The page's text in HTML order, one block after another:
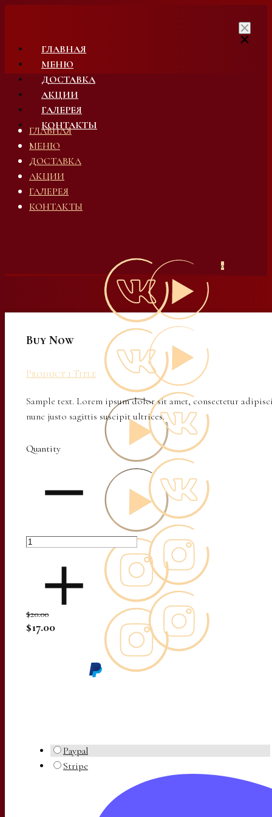
ГЛАВНАЯ
МЕНЮ
ДОСТАВКА
АКЦИИ
ГАЛЕРЕЯ
КОНТАКТЫ
ГЛАВНАЯ
МЕНЮ
ДОСТАВКА
АКЦИИ
ГАЛЕРЕЯ
КОНТАКТЫ
0
Buy Now
Product 1 Title
Sample text. Lorem ipsum dolor sit amet, consectetur
nunc justo sagittis suscipit ultrices.
Quantity
$20.00
$17.00
Paypal
Stripe